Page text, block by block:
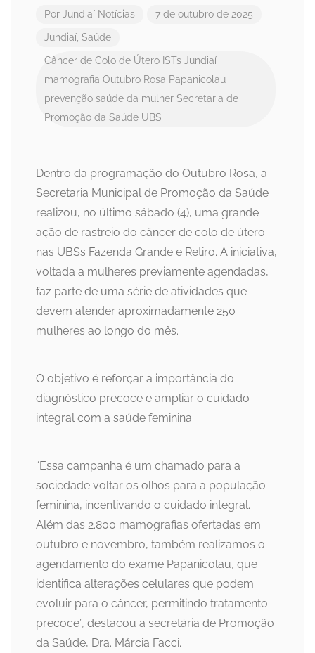
Por Jundiaí Notícias 7 de outubro de 2025
Jundiaí, Saúde
Câncer de Colo de Útero ISTs Jundiaí
mamografia Outubro Rosa Papanicolau
prevenção saúde da mulher Secretaria de
Promoção da Saúde UBS
Dentro da programação do Outubro Rosa, a
Secretaria Municipal de Promoção da Saúde
realizou, no último sábado (4), uma grande
ação de rastreio do câncer de colo de útero
nas UBSs Fazenda Grande e Retiro. A iniciativa,
voltada a mulheres previamente agendadas,
faz parte de uma série de atividades que
devem atender aproximadamente 250
mulheres ao longo do mês.
O objetivo é reforçar a importância do
diagnóstico precoce e ampliar o cuidado
integral com a saúde feminina.
“Essa campanha é um chamado para a
sociedade voltar os olhos para a população
feminina, incentivando o cuidado integral.
Além das 2.800 mamografias ofertadas em
outubro e novembro, também realizamos o
agendamento do exame Papanicolau, que
identifica alterações celulares que podem
evoluir para o câncer, permitindo tratamento
precoce”, destacou a secretária de Promoção
da Saúde, Dra. Márcia Facci.